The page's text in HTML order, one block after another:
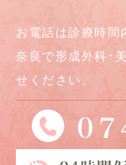
お電話は診療時間
奈良で形成外科･
せください。